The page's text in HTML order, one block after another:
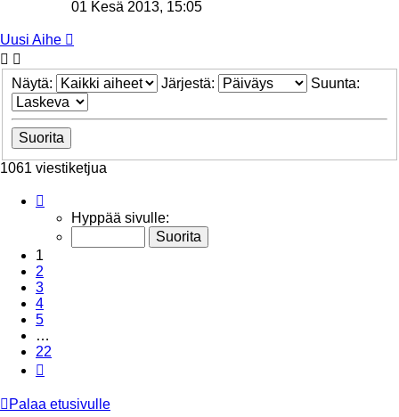
01 Kesä 2013, 15:05
Uusi Aihe
Näytä: Järjestä: Suunta:
1061 viestiketjua
22 Hyppää sivulle:
1
2
3
4
5
…
22
Palaa etusivulle